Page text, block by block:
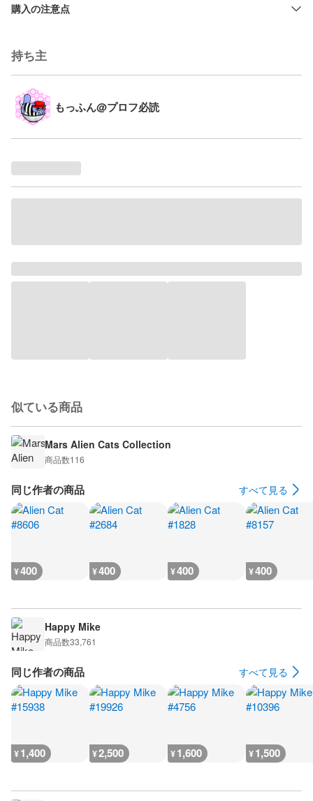
購入の注意点
持ち主
もっふん@プロフ必読
似ている商品
Mars Alien Cats Collection
商品数116
同じ作者の商品 すべて見る
¥400 ¥400 ¥400 ¥400
Happy Mike
商品数33,761
同じ作者の商品 すべて見る
¥1,400 ¥2,500 ¥1,600 ¥1,500